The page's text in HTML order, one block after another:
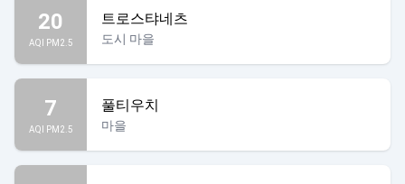
20
AQI PM2.5
트로스탸네츠
도시 마을
7
AQI PM2.5
풀티우치
마을